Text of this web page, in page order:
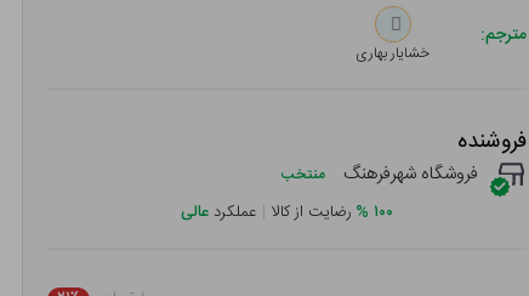
مترجم:
خشایار بهاری
فروشنده
فروشگاه شهرفرهنگ منتخب
۱۰۰ % رضایت از کالا | عملکرد عالی